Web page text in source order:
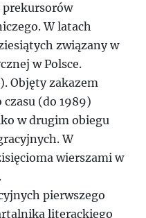
prekursorów
W latach
związany w
w Polsce.
Objęty zakazem
(do 1989)
w drugim obiegu
W
wierszami w
pierwszego
literackiego